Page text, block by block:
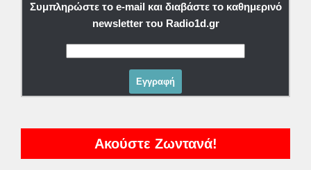
Συμπληρώστε το e-mail και διαβάστε το καθημερινό
newsletter του Radio1d.gr
Ακούστε Ζωντανά!